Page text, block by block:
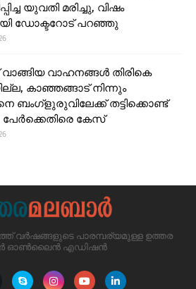
യുവതി മരിച്ചു, വിഷം
ഡോക്ടറോട് പറഞ്ഞു
വാങ്ങിയ വാഹനങ്ങൾ തിരികെ
കാഞ്ഞങ്ങാട് നിന്നും
ബംഗ്ളുരുവിലേക്ക് തട്ടിക്കൊണ്ട്
പേർക്കെതിരെ കേസ്
വർഷങ്ങളുടെ പാരമ്പര്യമുള്ള ഉത്തര
ഓൺലൈൻ എഡിഷൻ